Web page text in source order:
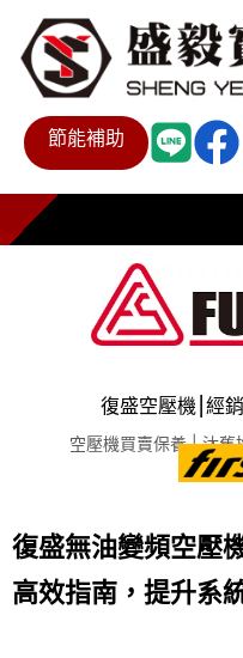
節能補助
復盛空壓機⎮經
空壓機買賣保養 | 汰
復盛無油變頻空壓
高效指南，提升系